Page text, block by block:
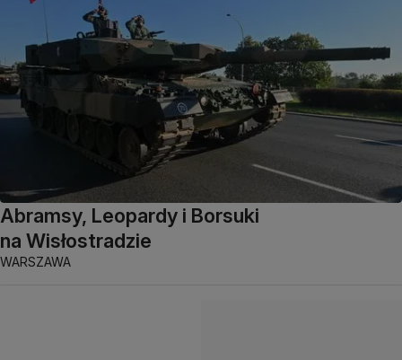
Abramsy, Leopardy i Borsuki
na Wisłostradzie
WARSZAWA